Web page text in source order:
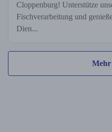
Cloppenburg! Unterstütze
Fischverarbeitung und
Dien...
Mehr